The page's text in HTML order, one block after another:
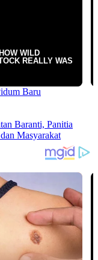
Baru
Baranti, Panitia
Masyarakat